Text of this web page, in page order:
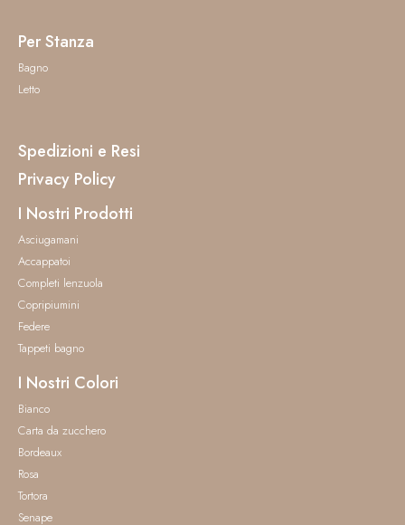
Per Stanza
Bagno
Letto
Spedizioni e Resi
Privacy Policy
I Nostri Prodotti
Asciugamani
Accappatoi
Completi lenzuola
Copripiumini
Federe
Tappeti bagno
I Nostri Colori
Bianco
Carta da zucchero
Bordeaux
Rosa
Tortora
Senape